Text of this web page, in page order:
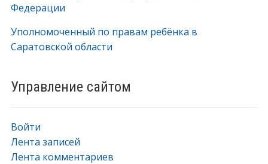
Федерации
Уполномоченный по правам ребёнка в
Саратовской области
Управление сайтом
Войти
Лента записей
Лента комментариев